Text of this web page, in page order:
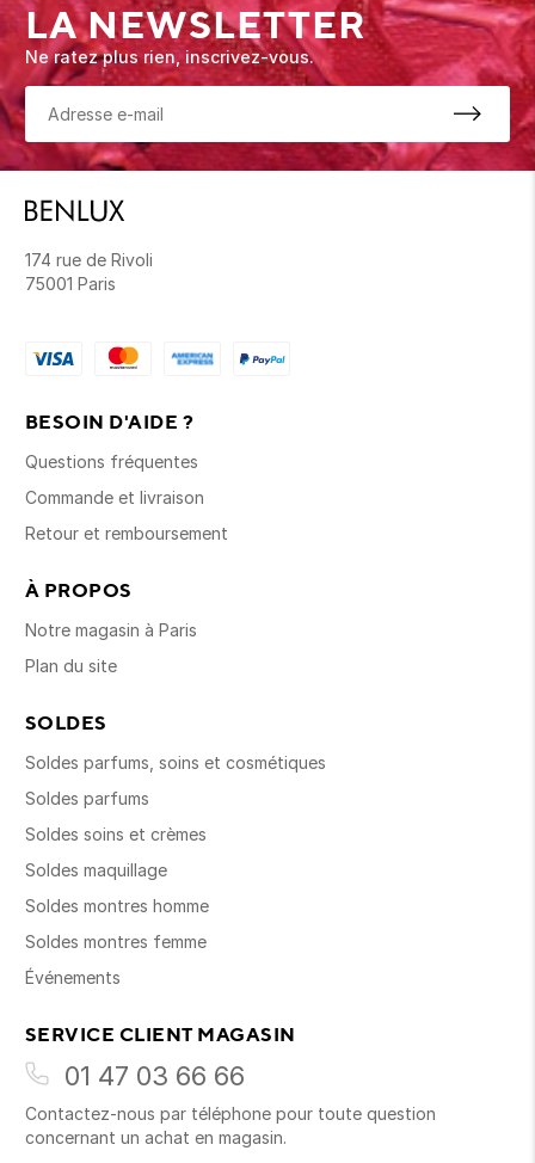
LA NEWSLETTER
Ne ratez plus rien, inscrivez-vous.
174 rue de Rivoli
75001 Paris
BESOIN D'AIDE ?
Questions fréquentes
Commande et livraison
Retour et remboursement
À PROPOS
Notre magasin à Paris
Plan du site
SOLDES
Soldes parfums, soins et cosmétiques
Soldes parfums
Soldes soins et crèmes
Soldes maquillage
Soldes montres homme
Soldes montres femme
Événements
SERVICE CLIENT MAGASIN
01 47 03 66 66
Contactez-nous par téléphone pour toute question
concernant un achat en magasin.